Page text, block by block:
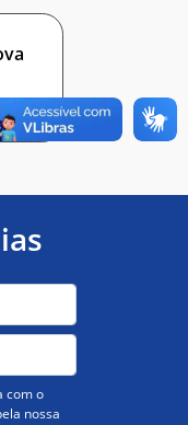
com o
nossa